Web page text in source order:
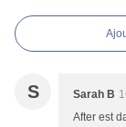
S Sarah B
After est